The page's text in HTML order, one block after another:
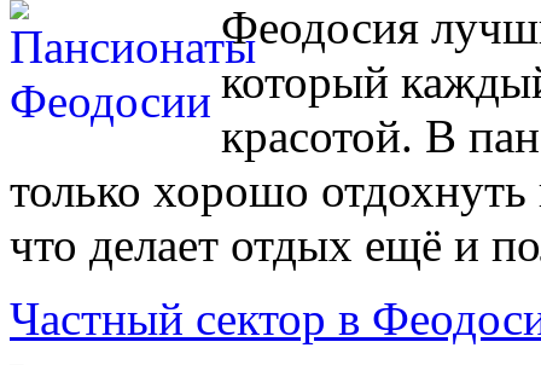
Феодосия
который
красотой. В
только хорошо
что делает отдых ещё и
Частный сектор в